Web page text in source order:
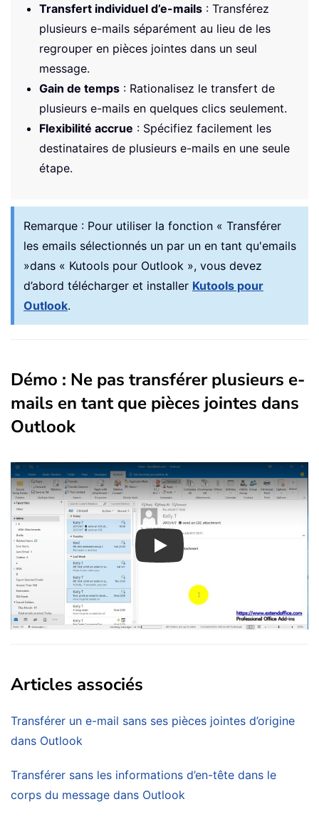
Transfert individuel d’e-mails : Transférez
plusieurs e-mails séparément au lieu de les
regrouper en pièces jointes dans un seul
message.
Gain de temps : Rationalisez le transfert de
plusieurs e-mails en quelques clics seulement.
Flexibilité accrue : Spécifiez facilement les
destinataires de plusieurs e-mails en une seule
étape.
Remarque : Pour utiliser la fonction « Transférer
les emails sélectionnés un par un en tant qu'emails
»dans « Kutools pour Outlook », vous devez
d’abord télécharger et installer Kutools pour
Outlook.
Démo : Ne pas transférer plusieurs e-
mails en tant que pièces jointes dans
Outlook
Play
Articles associés
Transférer un e-mail sans ses pièces jointes d’origine
dans Outlook
Transférer sans les informations d’en-tête dans le
corps du message dans Outlook